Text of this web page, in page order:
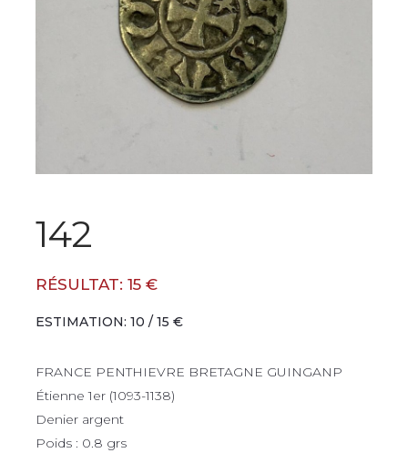
142
RÉSULTAT: 15 €
ESTIMATION: 10 / 15 €
FRANCE PENTHIEVRE BRETAGNE GUINGANP
Étienne 1er (1093-1138)
Denier argent
Poids : 0.8 grs